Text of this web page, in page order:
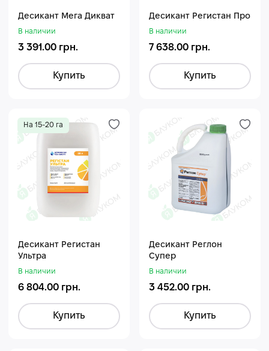
Десикант Мега Дикват
В наличии
3 391.00 грн.
Купить
Десикант Регистан Про
В наличии
7 638.00 грн.
Купить
На 15-20 га
Десикант Регистан
Ультра
В наличии
6 804.00 грн.
Купить
Десикант Реглон
Супер
В наличии
3 452.00 грн.
Купить